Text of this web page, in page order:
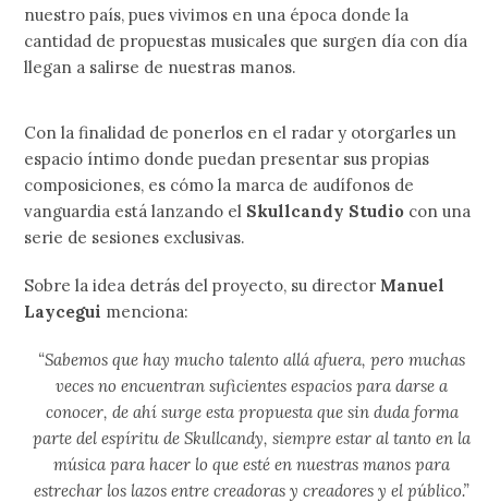
nuestro país, pues vivimos en una época donde la
cantidad de propuestas musicales que surgen día con día
llegan a salirse de nuestras manos.
Con la finalidad de ponerlos en el radar y otorgarles un
espacio íntimo donde puedan presentar sus propias
composiciones, es cómo la marca de audífonos de
vanguardia está lanzando el Skullcandy Studio con una
serie de sesiones exclusivas.
Sobre la idea detrás del proyecto, su director Manuel
Laycegui menciona:
“Sabemos que hay mucho talento allá afuera, pero muchas
veces no encuentran suficientes espacios para darse a
conocer, de ahí surge esta propuesta que sin duda forma
parte del espíritu de Skullcandy, siempre estar al tanto en la
música para hacer lo que esté en nuestras manos para
estrechar los lazos entre creadoras y creadores y el público.”